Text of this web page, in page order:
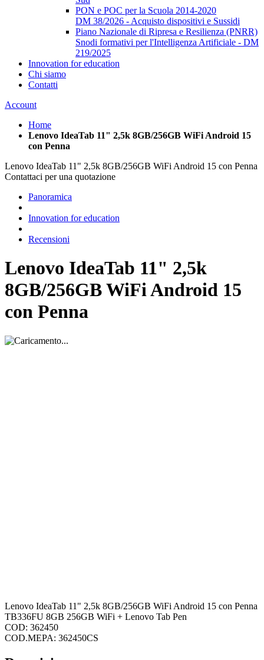
PON e POC per la Scuola 2014-2020
DM 38/2026 - Acquisto dispositivi e Sussidi
Piano Nazionale di Ripresa e Resilienza (PNRR)
Snodi formativi per l'Intelligenza Artificiale - DM
219/2025
Innovation for education
Chi siamo
Contatti
Account
Home
Lenovo IdeaTab 11" 2,5k 8GB/256GB WiFi Android 15
con Penna
Lenovo IdeaTab 11" 2,5k 8GB/256GB WiFi Android 15 con Penna
Contattaci per una quotazione
Panoramica
Innovation for education
Recensioni
Lenovo IdeaTab 11" 2,5k
8GB/256GB WiFi Android 15
con Penna
Lenovo IdeaTab 11" 2,5k 8GB/256GB WiFi Android 15 con Penna
TB336FU 8GB 256GB WiFi + Lenovo Tab Pen
COD: 362450
COD.MEPA: 362450CS